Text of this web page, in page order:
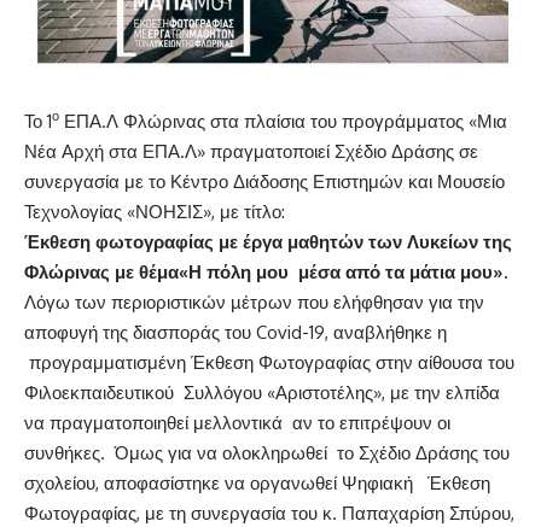
Το 1ο ΕΠΑ.Λ Φλώρινας στα πλαίσια του προγράμματος «Μια
Νέα Αρχή στα ΕΠΑ.Λ» πραγματοποιεί Σχέδιο Δράσης σε
συνεργασία με το Κέντρο Διάδοσης Επιστημών και Μουσείο
Τεχνολογίας «ΝΟΗΣΙΣ», με τίτλο:
Έκθεση φωτογραφίας με έργα μαθητών των Λυκείων της
Φλώρινας με θέμα«Η πόλη μου μέσα από τα μάτια μου».
Λόγω των περιοριστικών µέτρων που ελήφθησαν για την
αποφυγή της διασποράς του Covid-19, αναβλήθηκε η
προγραμματισμένη Έκθεση Φωτογραφίας στην αίθουσα του
Φιλοεκπαιδευτικού Συλλόγου «Αριστοτέλης», με την ελπίδα
να πραγματοποιηθεί μελλοντικά αν το επιτρέψουν οι
συνθήκες. Όμως για να ολοκληρωθεί το Σχέδιο Δράσης του
σχολείου, αποφασίστηκε να οργανωθεί Ψηφιακή Έκθεση
Φωτογραφίας, με τη συνεργασία του κ. Παπαχαρίση Σπύρου,